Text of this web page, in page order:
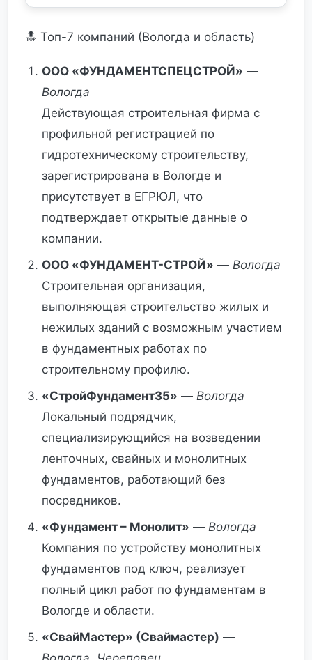
🔝 Топ-7 компаний (Вологда и область)
ООО «ФУНДАМЕНТСПЕЦСТРОЙ» —
Вологда
Действующая строительная фирма с
профильной регистрацией по
гидротехническому строительству,
зарегистрирована в Вологде и
присутствует в ЕГРЮЛ, что
подтверждает открытые данные о
компании.
ООО «ФУНДАМЕНТ-СТРОЙ» — Вологда
Строительная организация,
выполняющая строительство жилых и
нежилых зданий с возможным участием
в фундаментных работах по
строительному профилю.
«СтройФундамент35» — Вологда
Локальный подрядчик,
специализирующийся на возведении
ленточных, свайных и монолитных
фундаментов, работающий без
посредников.
«Фундамент – Монолит» — Вологда
Компания по устройству монолитных
фундаментов под ключ, реализует
полный цикл работ по фундаментам в
Вологде и области.
«СвайМастер» (Сваймастер) —